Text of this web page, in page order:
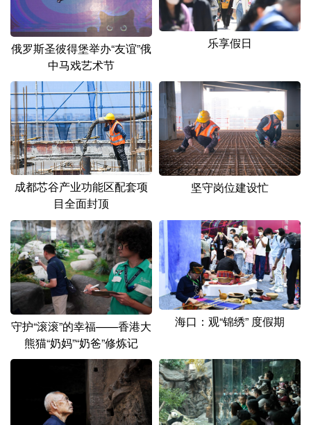
English Español Français عربى
Русский язык
Deutsch Português
俄罗斯圣彼得堡举办“友谊”俄
中马戏艺术节
乐享假日
成都芯谷产业功能区配套项
目全面封顶
坚守岗位建设忙
守护“滚滚”的幸福——香港大
熊猫“奶妈”“奶爸”修炼记
海口：观“锦绣” 度假期